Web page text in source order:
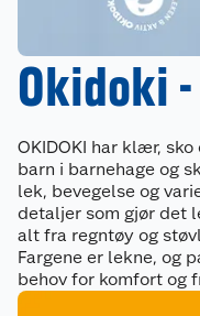
Okidoki
OKIDOKI har klær,
barn i barnehage og
lek, bevegelse og
detaljer som gjør det
alt fra regntøy og
Fargene er lekne, og
behov for komfort og